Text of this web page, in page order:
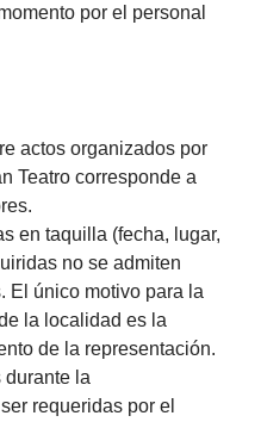
por el personal
actos organizados por
Teatro corresponde a
en taquilla (fecha, lugar,
no se admiten
El único motivo para la
la localidad es la
de la representación.
la
requeridas por el